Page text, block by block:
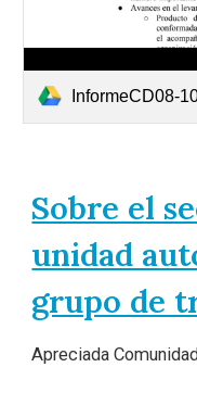
InformeCD08-
Sobre el
unidad
grupo de
Apreciada